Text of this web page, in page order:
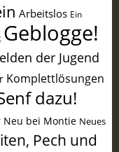
Arbeitslos Ein
Geblogge!
der Jugend
Komplettlösungen
dazu!
Neu bei Montie Neues
Pech und